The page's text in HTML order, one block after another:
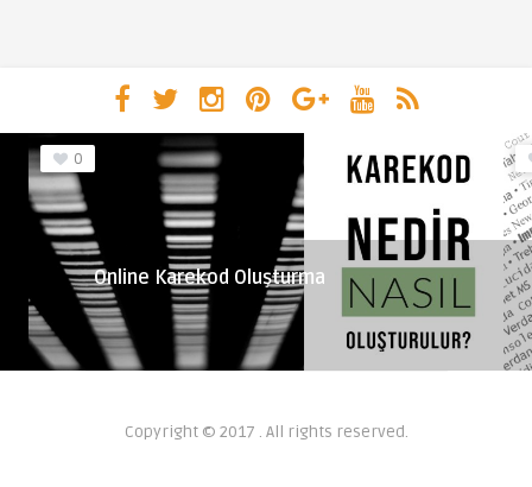
0
Online Karekod Oluşturma
Copyright © 2017 . All rights reserved.